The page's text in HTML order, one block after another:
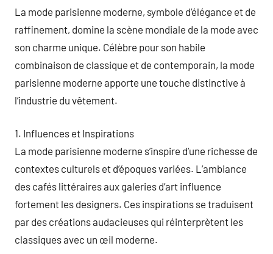
La mode parisienne moderne, symbole d’élégance et de
raffinement, domine la scène mondiale de la mode avec
son charme unique. Célèbre pour son habile
combinaison de classique et de contemporain, la mode
parisienne moderne apporte une touche distinctive à
l’industrie du vêtement.
1. Influences et Inspirations
La mode parisienne moderne s’inspire d’une richesse de
contextes culturels et d’époques variées. L’ambiance
des cafés littéraires aux galeries d’art influence
fortement les designers. Ces inspirations se traduisent
par des créations audacieuses qui réinterprètent les
classiques avec un œil moderne.